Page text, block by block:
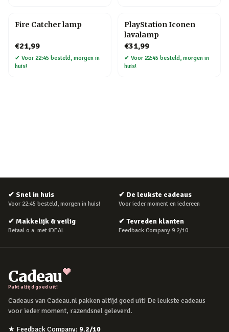
Fire Catcher lamp
€21,99
✔ Voor 22:45 besteld, morgen in
huis!
PlayStation Iconen
lavalamp
€31,99
✔ Voor 22:45 besteld, morgen in
huis!
✔ Snel in huis
Voor 22:45 besteld, morgen in huis!
✔ De leukste cadeaus
Voor ieder moment en iedereen
✔ Makkelijk & veilig
Betaal o.a. met iDEAL
✔ Tevreden klanten
Feedback Company 9.2/10
Cadeau
Pakt altijd goed uit!
Cadeaus van Cadeau.nl pakken altijd goed uit! De leukste cadeaus
voor ieder moment, razendsnel geleverd.
★ Feedback Company: 9.2/10